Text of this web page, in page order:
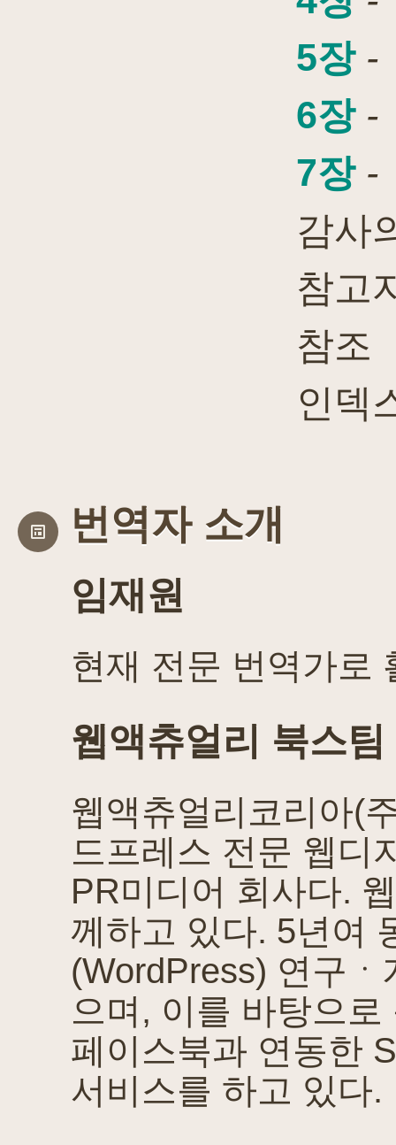
5장 -
6장 -
7장 -
감사
참고
참조
인덱
번역자 소개
임재원
현재 전문 번역가로
웹액츄얼리 북스팀
웹액츄얼리코리아(
드프레스 전문 웹디
PR미디어 회사다.
께하고 있다. 5년여
(WordPress) 연구
으며, 이를 바탕으
페이스북과 연동한
서비스를 하고 있다.